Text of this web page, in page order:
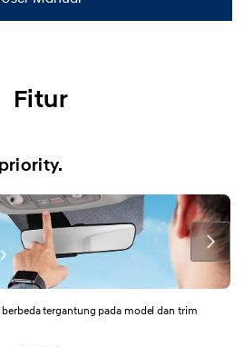
Fitur
berbeda tergantung pada model dan trim